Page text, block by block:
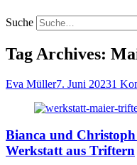
Suche
Tag Archives:
Eva Müller7. Juni 20231
Bianca und
Werkstatt aus Triftern